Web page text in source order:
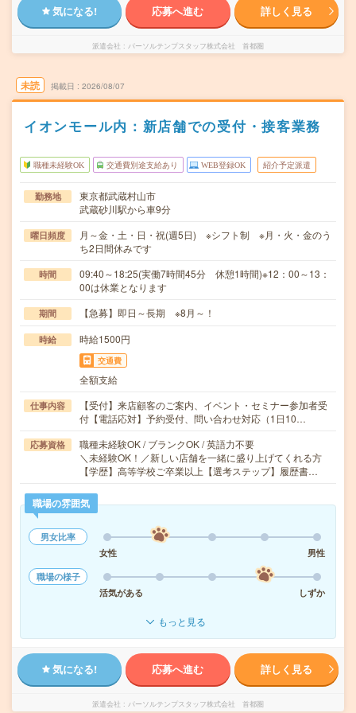
気になる! 応募へ進む 詳しく見る
派遣会社 パーソルテンプスタッフ株式会社 首都圏
未読 掲載日 2026/08/07
イオンモール内：新店舗での受付・接客業務
職種未経験OK 交通費別途支給あり WEB登録OK 紹介予定派遣
勤務地
東京都武蔵村山市
武蔵砂川駅から車9分
曜日頻度
月～金・土・日・祝(週5日) ※シフト制 ※月・火・金のう
ち2日間休みです
時間
09:40～18:25(実働7時間45分 休憩1時間)※12：00～13：
00は休業となります
期間 【急募】即日～長期 ※8月～！
時給 時給1500円
交通費
全額支給
仕事内容
【受付】来店顧客のご案内、イベント・セミナー参加者受
付【電話応対】予約受付、問い合わせ対応（1日10…
応募資格
職種未経験OK / ブランクOK / 英語力不要
＼未経験OK！／新しい店舗を一緒に盛り上げてくれる方
【学歴】高等学校ご卒業以上【選考ステップ】履歴書…
職場の雰囲気
男女比率
女性
男性
職場の様子
活気がある
しずか
もっと見る
気になる! 応募へ進む 詳しく見る
派遣会社 パーソルテンプスタッフ株式会社 首都圏